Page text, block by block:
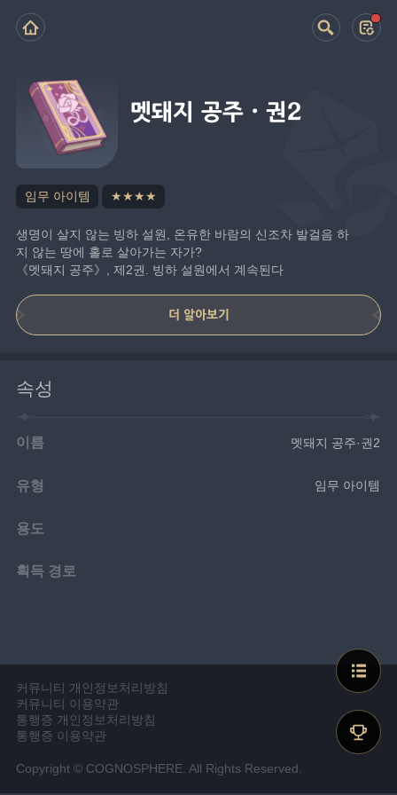
멧돼지 공주·권2
임무 아이템 ★★★★
생명이 살지 않는 빙하 설원, 온유한 바람의 신조차 발걸음 하
지 않는 땅에 홀로 살아가는 자가?
《멧돼지 공주》, 제2권. 빙하 설원에서 계속된다
더 알아보기
속성
이름 멧돼지 공주·권2
유형 임무 아이템
용도
획득 경로
커뮤니티 개인정보처리방침
커뮤니티 이용약관
통행증 개인정보처리방침
통행증 이용약관
Copyright © COGNOSPHERE. All Rights Reserved.